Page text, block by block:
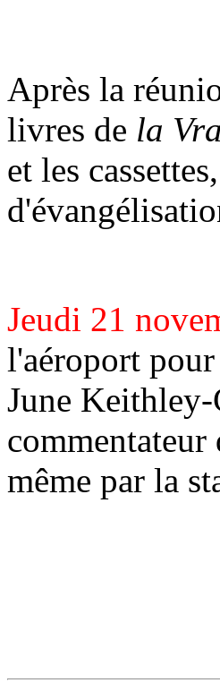
Après la
livres de la
et les
Jeudi 21
l'aéroport
June Keithley-
même par la